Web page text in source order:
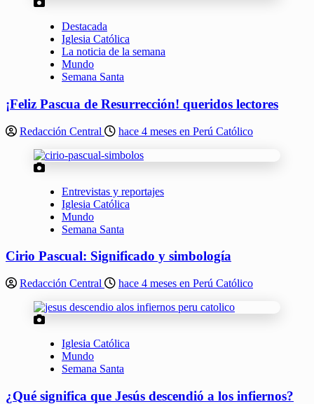
Destacada
Iglesia Católica
La noticia de la semana
Mundo
Semana Santa
¡Feliz Pascua de Resurrección! queridos lectores
Redacción Central hace 4 meses en Perú Católico
Entrevistas y reportajes
Iglesia Católica
Mundo
Semana Santa
Cirio Pascual: Significado y simbología
Redacción Central hace 4 meses en Perú Católico
Iglesia Católica
Mundo
Semana Santa
¿Qué significa que Jesús descendió a los infiernos?